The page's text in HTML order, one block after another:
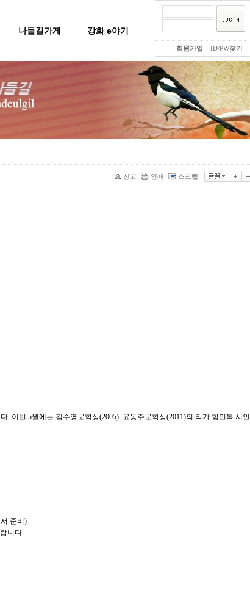
나들길가게 강화 e야기
회원가입 ID/PW찾기
신고 인쇄 스크랩
이번 5월에는 김수영문학상(2005), 윤동주문학상(2011)의 작가 함민복 시인
준비)
니다